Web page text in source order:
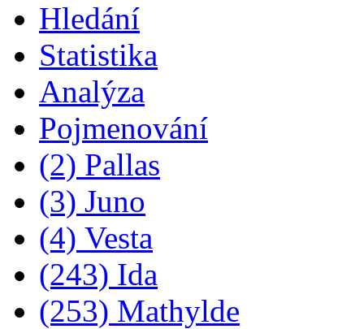
Hledání
Statistika
Analýza
Pojmenování
(2) Pallas
(3) Juno
(4) Vesta
(243) Ida
(253) Mathylde